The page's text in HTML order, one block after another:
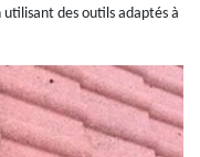
utilisant des outils adaptés à